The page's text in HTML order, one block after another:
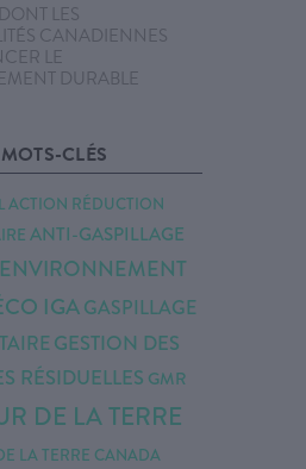
LES
CANADIENNES
LE
DURABLE
MOTS-CLÉS
ACTION RÉDUCTION
ANTI-GASPILLAGE
ENVIRONNEMENT
IGAGASPILLAGE
GESTION DES
RÉSIDUELLES GMR
DE LA TERRE
LA TERRE CANADA